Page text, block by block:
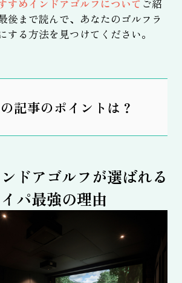
すめインドアゴルフについて ご紹
後まで読んで、あなたのゴルフラ
する方法を見つけてください。
記事のポイントは？
ドアゴルフが選ばれる
パ最強の理由